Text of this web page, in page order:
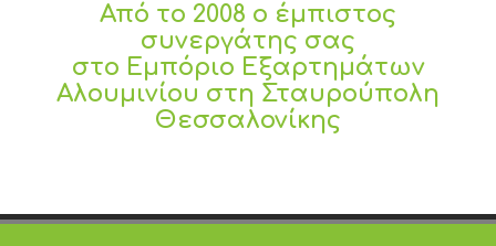
Από το 2008 ο έμπιστος
συνεργάτης σας
στο Εμπόριο Εξαρτημάτων
Αλουμινίου στη Σταυρούπολη
Θεσσαλονίκης